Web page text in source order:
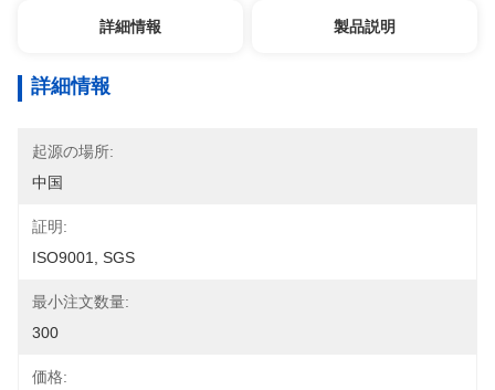
詳細情報 製品説明
詳細情報
起源の場所:
中国
証明:
ISO9001, SGS
最小注文数量:
300
価格: